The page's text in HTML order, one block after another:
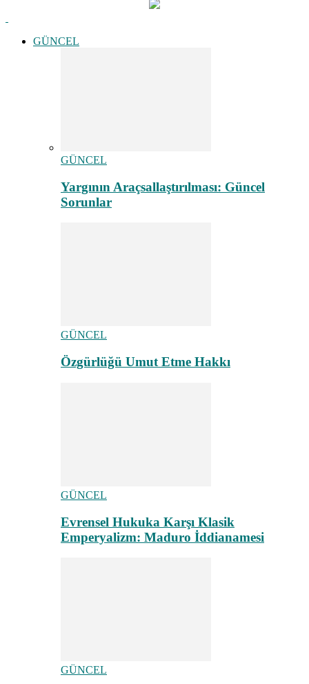
GÜNCEL
GÜNCEL
Yargının Araçsallaştırılması: Güncel
Sorunlar
GÜNCEL
Özgürlüğü Umut Etme Hakkı
GÜNCEL
Evrensel Hukuka Karşı Klasik
Emperyalizm: Maduro İddianamesi
GÜNCEL